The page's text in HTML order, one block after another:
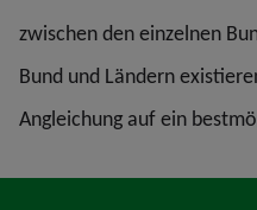
zwischen den einzelnen
Bund und Ländern
Angleichung auf ein